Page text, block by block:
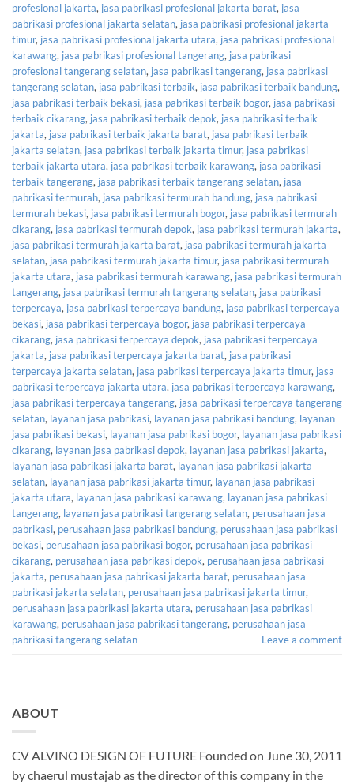
profesional jakarta, jasa pabrikasi profesional jakarta barat, jasa
pabrikasi profesional jakarta selatan, jasa pabrikasi profesional jakarta
timur, jasa pabrikasi profesional jakarta utara, jasa pabrikasi profesional
karawang, jasa pabrikasi profesional tangerang, jasa pabrikasi
profesional tangerang selatan, jasa pabrikasi tangerang, jasa pabrikasi
tangerang selatan, jasa pabrikasi terbaik, jasa pabrikasi terbaik bandung,
jasa pabrikasi terbaik bekasi, jasa pabrikasi terbaik bogor, jasa pabrikasi
terbaik cikarang, jasa pabrikasi terbaik depok, jasa pabrikasi terbaik
jakarta, jasa pabrikasi terbaik jakarta barat, jasa pabrikasi terbaik
jakarta selatan, jasa pabrikasi terbaik jakarta timur, jasa pabrikasi
terbaik jakarta utara, jasa pabrikasi terbaik karawang, jasa pabrikasi
terbaik tangerang, jasa pabrikasi terbaik tangerang selatan, jasa
pabrikasi termurah, jasa pabrikasi termurah bandung, jasa pabrikasi
termurah bekasi, jasa pabrikasi termurah bogor, jasa pabrikasi termurah
cikarang, jasa pabrikasi termurah depok, jasa pabrikasi termurah jakarta,
jasa pabrikasi termurah jakarta barat, jasa pabrikasi termurah jakarta
selatan, jasa pabrikasi termurah jakarta timur, jasa pabrikasi termurah
jakarta utara, jasa pabrikasi termurah karawang, jasa pabrikasi termurah
tangerang, jasa pabrikasi termurah tangerang selatan, jasa pabrikasi
terpercaya, jasa pabrikasi terpercaya bandung, jasa pabrikasi terpercaya
bekasi, jasa pabrikasi terpercaya bogor, jasa pabrikasi terpercaya
cikarang, jasa pabrikasi terpercaya depok, jasa pabrikasi terpercaya
jakarta, jasa pabrikasi terpercaya jakarta barat, jasa pabrikasi
terpercaya jakarta selatan, jasa pabrikasi terpercaya jakarta timur, jasa
pabrikasi terpercaya jakarta utara, jasa pabrikasi terpercaya karawang,
jasa pabrikasi terpercaya tangerang, jasa pabrikasi terpercaya tangerang
selatan, layanan jasa pabrikasi, layanan jasa pabrikasi bandung, layanan
jasa pabrikasi bekasi, layanan jasa pabrikasi bogor, layanan jasa pabrikasi
cikarang, layanan jasa pabrikasi depok, layanan jasa pabrikasi jakarta,
layanan jasa pabrikasi jakarta barat, layanan jasa pabrikasi jakarta
selatan, layanan jasa pabrikasi jakarta timur, layanan jasa pabrikasi
jakarta utara, layanan jasa pabrikasi karawang, layanan jasa pabrikasi
tangerang, layanan jasa pabrikasi tangerang selatan, perusahaan jasa
pabrikasi, perusahaan jasa pabrikasi bandung, perusahaan jasa pabrikasi
bekasi, perusahaan jasa pabrikasi bogor, perusahaan jasa pabrikasi
cikarang, perusahaan jasa pabrikasi depok, perusahaan jasa pabrikasi
jakarta, perusahaan jasa pabrikasi jakarta barat, perusahaan jasa
pabrikasi jakarta selatan, perusahaan jasa pabrikasi jakarta timur,
perusahaan jasa pabrikasi jakarta utara, perusahaan jasa pabrikasi
karawang, perusahaan jasa pabrikasi tangerang, perusahaan jasa
pabrikasi tangerang selatan
Leave a comment
ABOUT
CV ALVINO DESIGN OF FUTURE Founded on June 30, 2011
by chaerul mustajab as the director of this company in the